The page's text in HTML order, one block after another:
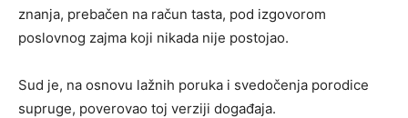
znanja, prebačen na račun tasta, pod izgovorom
poslovnog zajma koji nikada nije postojao.
Sud je, na osnovu lažnih poruka i svedočenja porodice
supruge, poverovao toj verziji događaja.